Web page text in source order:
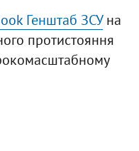
Генштаб ЗСУна
протистояння